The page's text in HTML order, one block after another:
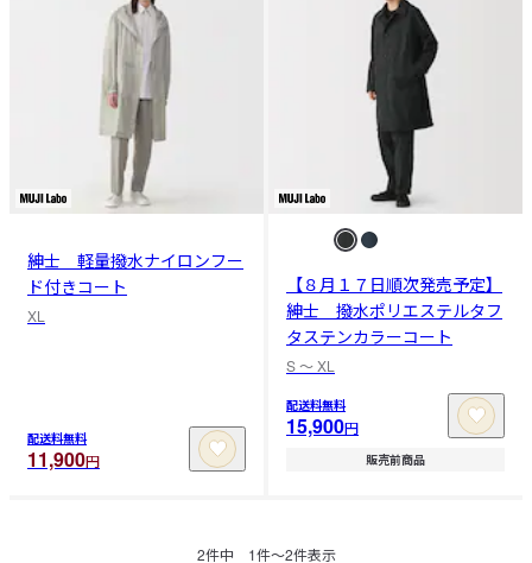
紳士 軽量撥水ナイロンフー
ド付きコート
XL
配送料無料
11,900円
【８月１７日順次発売予定】
紳士 撥水ポリエステルタフ
タステンカラーコート
S 〜 XL
配送料無料
15,900円
販売前商品
2件中 1件〜2件表示